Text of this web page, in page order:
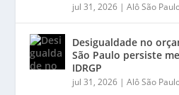
jul 31, 2026 |Alô São
Desigualdade no
São Paulo persiste
IDRGP
jul 31, 2026 |Alô São